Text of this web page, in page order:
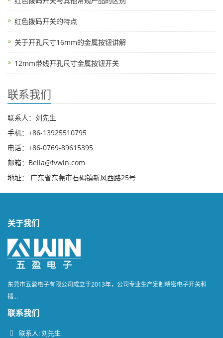
红色拨码开关的特点
关于开孔尺寸16mm的金属按钮讲解
12mm带线开孔尺寸金属按钮开关
联系我们
联系人：刘先生
手机：+86-13925510795
电话：+86-0769-89615395
邮箱：Bella@fvwin.com
地址： 广东省东莞市石碣镇新风西路25号
关于我们
东莞市五盈电子有限公司成立于2013年，公司专业生产定制精密电子开关和
插...
联系我们
联系人: 刘先生